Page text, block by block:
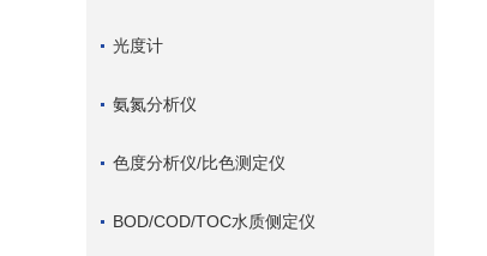
光度计
氨氮分析仪
色度分析仪/比色测定仪
BOD/COD/TOC水质侧定仪